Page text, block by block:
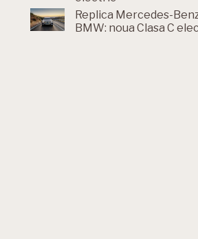
Replica Mercedes-
BMW: noua Clasa C